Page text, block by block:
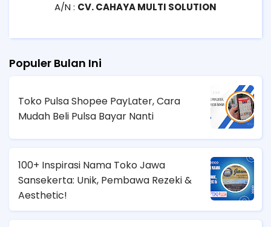
A/N : CV. CAHAYA MULTI SOLUTION
Populer Bulan Ini
Toko Pulsa Shopee PayLater, Cara
Mudah Beli Pulsa Bayar Nanti
100+ Inspirasi Nama Toko Jawa
Sansekerta: Unik, Pembawa Rezeki &
Aesthetic!